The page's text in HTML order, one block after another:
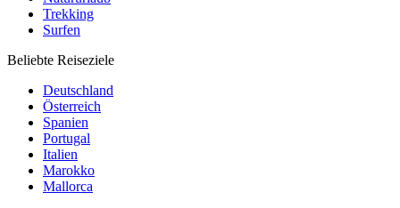
Trekking
Surfen
Beliebte Reiseziele
Deutschland
Österreich
Spanien
Portugal
Italien
Marokko
Mallorca